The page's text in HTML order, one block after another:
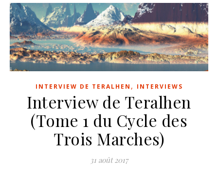
INTERVIEW DE TERALHEN , INTERVIEWS
Interview de Teralhen
(Tome 1 du Cycle des
Trois Marches)
31 août 2017